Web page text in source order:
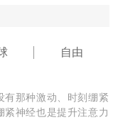
自由
有那种激动、时刻绷紧
紧神经也是提升注意力